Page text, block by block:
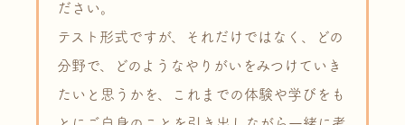
ださい。
テスト形式ですが、それだけではなく、どの
分野で、どのようなやりがいをみつけていき
たいと思うかを、これまでの体験や学びをも